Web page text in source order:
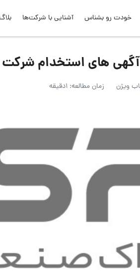
خودت رو بشناس آشنایی با شرکت‌ها
های استخدام شرکت
ویژن زمان مطالعه: 1دقیقه